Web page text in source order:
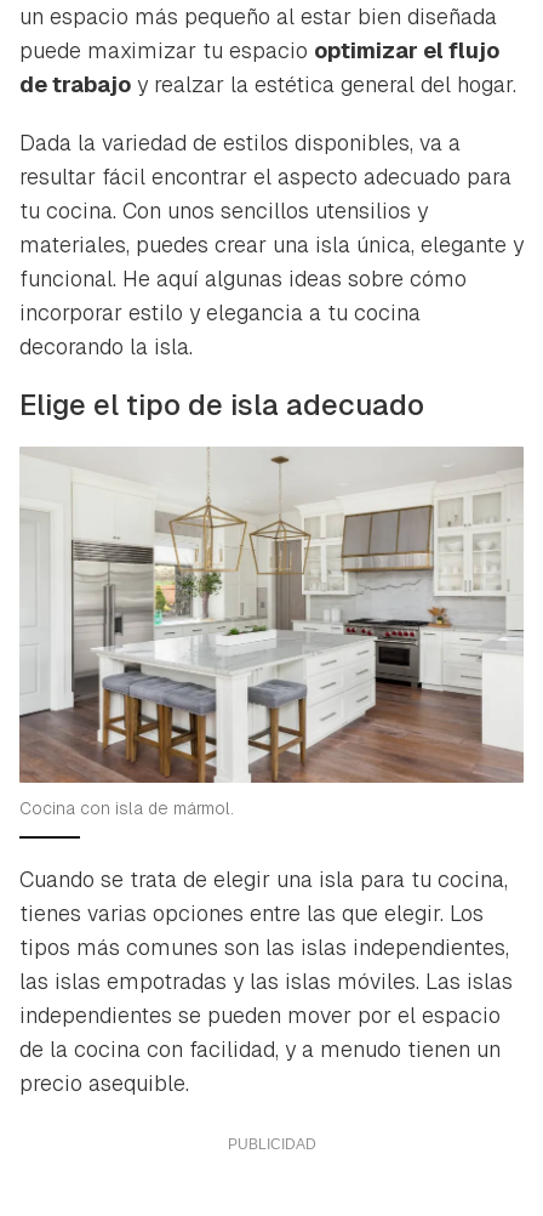
un espacio más pequeño al estar bien diseñada
puede maximizar tu espacio optimizar el flujo
de trabajo y realzar la estética general del hogar.
Dada la variedad de estilos disponibles, va a
resultar fácil encontrar el aspecto adecuado para
tu cocina. Con unos sencillos utensilios y
materiales, puedes crear una isla única, elegante y
funcional. He aquí algunas ideas sobre cómo
incorporar estilo y elegancia a tu cocina
decorando la isla.
Elige el tipo de isla adecuado
Cocina con isla de mármol.
Cuando se trata de elegir una isla para tu cocina,
tienes varias opciones entre las que elegir. Los
tipos más comunes son las islas independientes,
las islas empotradas y las islas móviles. Las islas
independientes se pueden mover por el espacio
de la cocina con facilidad, y a menudo tienen un
precio asequible.